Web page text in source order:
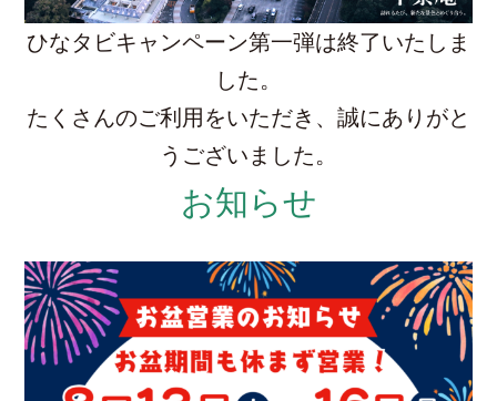
ひなタビキャンペーン第一弾は終了いたしま
した。
たくさんのご利用をいただき、誠にありがと
うございました。
お知らせ